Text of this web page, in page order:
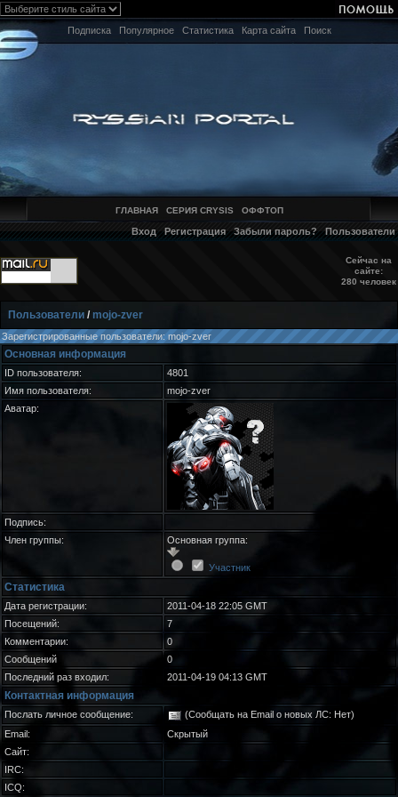
Подписка Популярное Статистика Карта сайта Поиск
ГЛАВНАЯ СЕРИЯ CRYSIS ОФФТОП
Вход Регистрация Забыли пароль? Пользователи
Сейчас на
сайте:
280 человек
Пользователи / mojo-zver
Зарегистрированные пользователи: mojo-zver
Основная информация
ID пользователя:
4801
Имя пользователя:
mojo-zver
Аватар:
Подпись:
Член группы:
Основная группа:
Участник
Статистика
Дата регистрации:
2011-04-18 22:05 GMT
Посещений:
7
Комментарии:
0
Сообщений
0
Последний раз входил:
2011-04-19 04:13 GMT
Контактная информация
Послать личное сообщение:
(Сообщать на Email о новых ЛС: Нет)
Email:
Скрытый
Сайт:
IRC:
ICQ: